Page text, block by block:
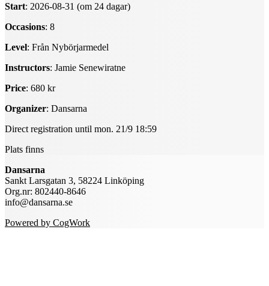
Start: 2026-08-31 (om 24 dagar)
Occasions: 8
Level: Från Nybörjarmedel
Instructors: Jamie Senewiratne
Price: 680 kr
Organizer: Dansarna
Direct registration until mon. 21/9 18:59
Plats finns
Dansarna
Sankt Larsgatan 3, 58224 Linköping
Org.nr: 802440-8646
info@dansarna.se
Powered by CogWork